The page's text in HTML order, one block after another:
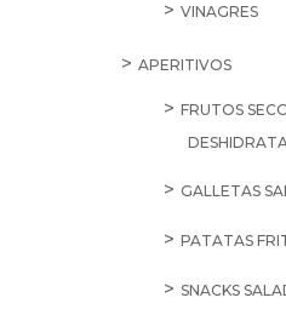
VINAGRES
APERITIVOS
FRUTOS
GALLETAS
PATATAS
SNACKS